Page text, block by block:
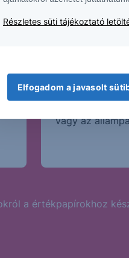
Magasabb
kockázat
vagy az
a értékpapírokhoz
Részletes süti tájékoztató
Elfogadom a javasolt